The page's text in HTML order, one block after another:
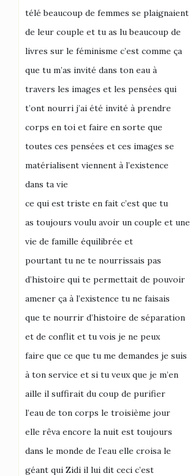
télé beaucoup de femmes se plaignaient
de leur couple et tu as lu beaucoup de
livres sur le féminisme c’est comme ça
que tu m’as invité dans ton eau à
travers les images et les pensées qui
t’ont nourri j’ai été invité à prendre
corps en toi et faire en sorte que
toutes ces pensées et ces images se
matérialisent viennent à l’existence
dans ta vie
ce qui est triste en fait c’est que tu
as toujours voulu avoir un couple et une
vie de famille équilibrée et
pourtant tu ne te nourrissais pas
d’histoire qui te permettait de pouvoir
amener ça à l’existence tu ne faisais
que te nourrir d’histoire de séparation
et de conflit et tu vois je ne peux
faire que ce que tu me demandes je suis
à ton service et si tu veux que je m’en
aille il suffirait du coup de purifier
l’eau de ton corps le troisième jour
elle rêva encore la nuit est toujours
dans le monde de l’eau elle croisa le
géant qui Zidi il lui dit ceci c’est